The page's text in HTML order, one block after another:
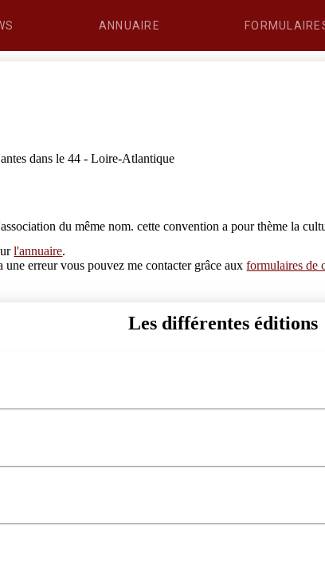
ANNUAIRE
dans le 44 - Loire-Atlantique
du même nom. cette convention a pour thème la
l'annuaire.
une erreur vous pouvez me contacter grâce auxformulaires de
Les différentes éditions